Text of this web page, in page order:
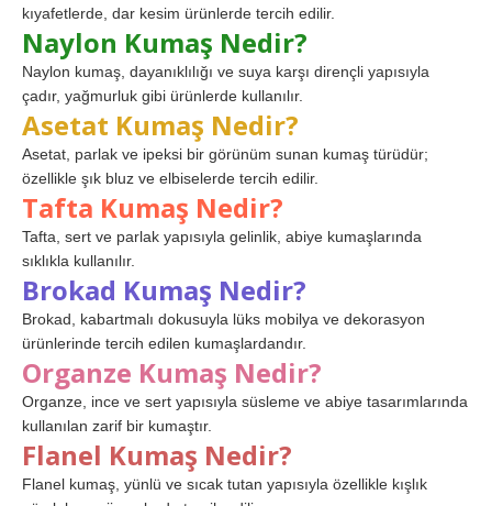
kıyafetlerde, dar kesim ürünlerde tercih edilir.
Naylon Kumaş Nedir?
Naylon kumaş, dayanıklılığı ve suya karşı dirençli yapısıyla
çadır, yağmurluk gibi ürünlerde kullanılır.
Asetat Kumaş Nedir?
Asetat, parlak ve ipeksi bir görünüm sunan kumaş türüdür;
özellikle şık bluz ve elbiselerde tercih edilir.
Tafta Kumaş Nedir?
Tafta, sert ve parlak yapısıyla gelinlik, abiye kumaşlarında
sıklıkla kullanılır.
Brokad Kumaş Nedir?
Brokad, kabartmalı dokusuyla lüks mobilya ve dekorasyon
ürünlerinde tercih edilen kumaşlardandır.
Organze Kumaş Nedir?
Organze, ince ve sert yapısıyla süsleme ve abiye tasarımlarında
kullanılan zarif bir kumaştır.
Flanel Kumaş Nedir?
Flanel kumaş, yünlü ve sıcak tutan yapısıyla özellikle kışlık